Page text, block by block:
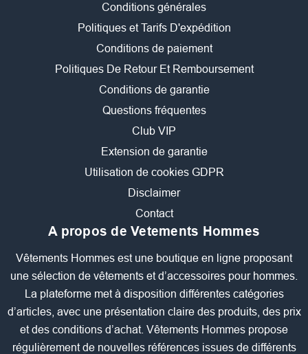
Conditions générales
Politiques et Tarifs D'expédition
Conditions de paiement
Politiques De Retour Et Remboursement
Conditions de garantie
Questions fréquentes
Club VIP
Extension de garantie
Utilisation de cookies GDPR
Disclaimer
Contact
A propos de Vetements Hommes
Vêtements Hommes est une boutique en ligne proposant
une sélection de vêtements et d’accessoires pour hommes.
La plateforme met à disposition différentes catégories
d’articles, avec une présentation claire des produits, des prix
et des conditions d’achat. Vêtements Hommes propose
régulièrement de nouvelles références issues de différents